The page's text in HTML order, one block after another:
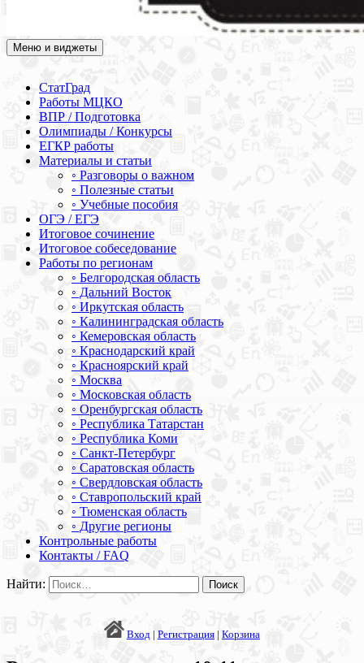
Академия СОВА
Подготовка к ЕГЭ, ОГЭ, ВПР, МЦКО, СтатГрад, КДР, ВОШ,
Меню и виджеты
СтатГрад
Работы МЦКО
ВПР / Подготовка
Олимпиады / Конкурсы
ЕГКР работы
Материалы и статьи
◦ Разговоры о важном
◦ Полезные статьи
◦ Учебные пособия
ОГЭ / ЕГЭ
Итоговое сочинение
Итоговое собеседование
Работы по регионам
◦ Белгородская область
◦ Дальний Восток
◦ Иркутская область
◦ Калининградская область
◦ Кемеровская область
◦ Краснодарский край
◦ Красноярский край
◦ Москва
◦ Московская область
◦ Оренбургская область
◦ Республика Татарстан
◦ Республика Коми
◦ Санкт-Петербург
◦ Саратовская область
◦ Свердловская область
◦ Ставропольский край
◦ Тюменская область
◦ Другие регионы
Контрольные работы
Контакты / FAQ
Найти:
Вход | Регистрация | Корзина